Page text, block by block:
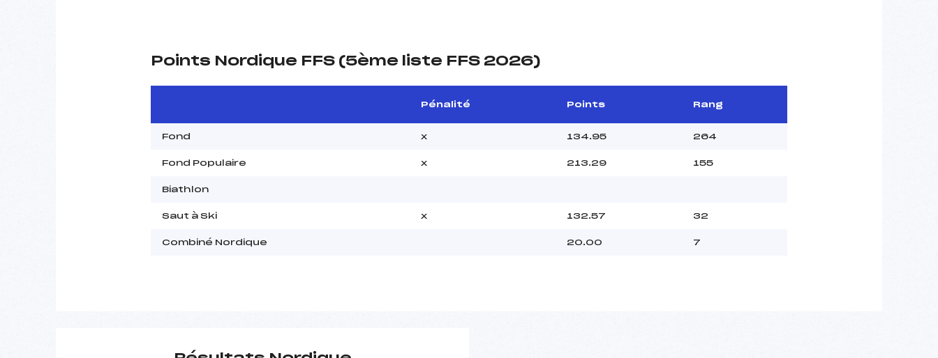
Points Nordique FFS (5ème liste FFS 2026)
Pénalité Points Rang
Fond x 134.95 264
Fond Populaire x 213.29 155
Biathlon
Saut à Ski x 132.57 32
Combiné Nordique 20.00 7